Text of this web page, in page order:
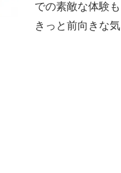
での素敵な体験も
きっと前向きな気